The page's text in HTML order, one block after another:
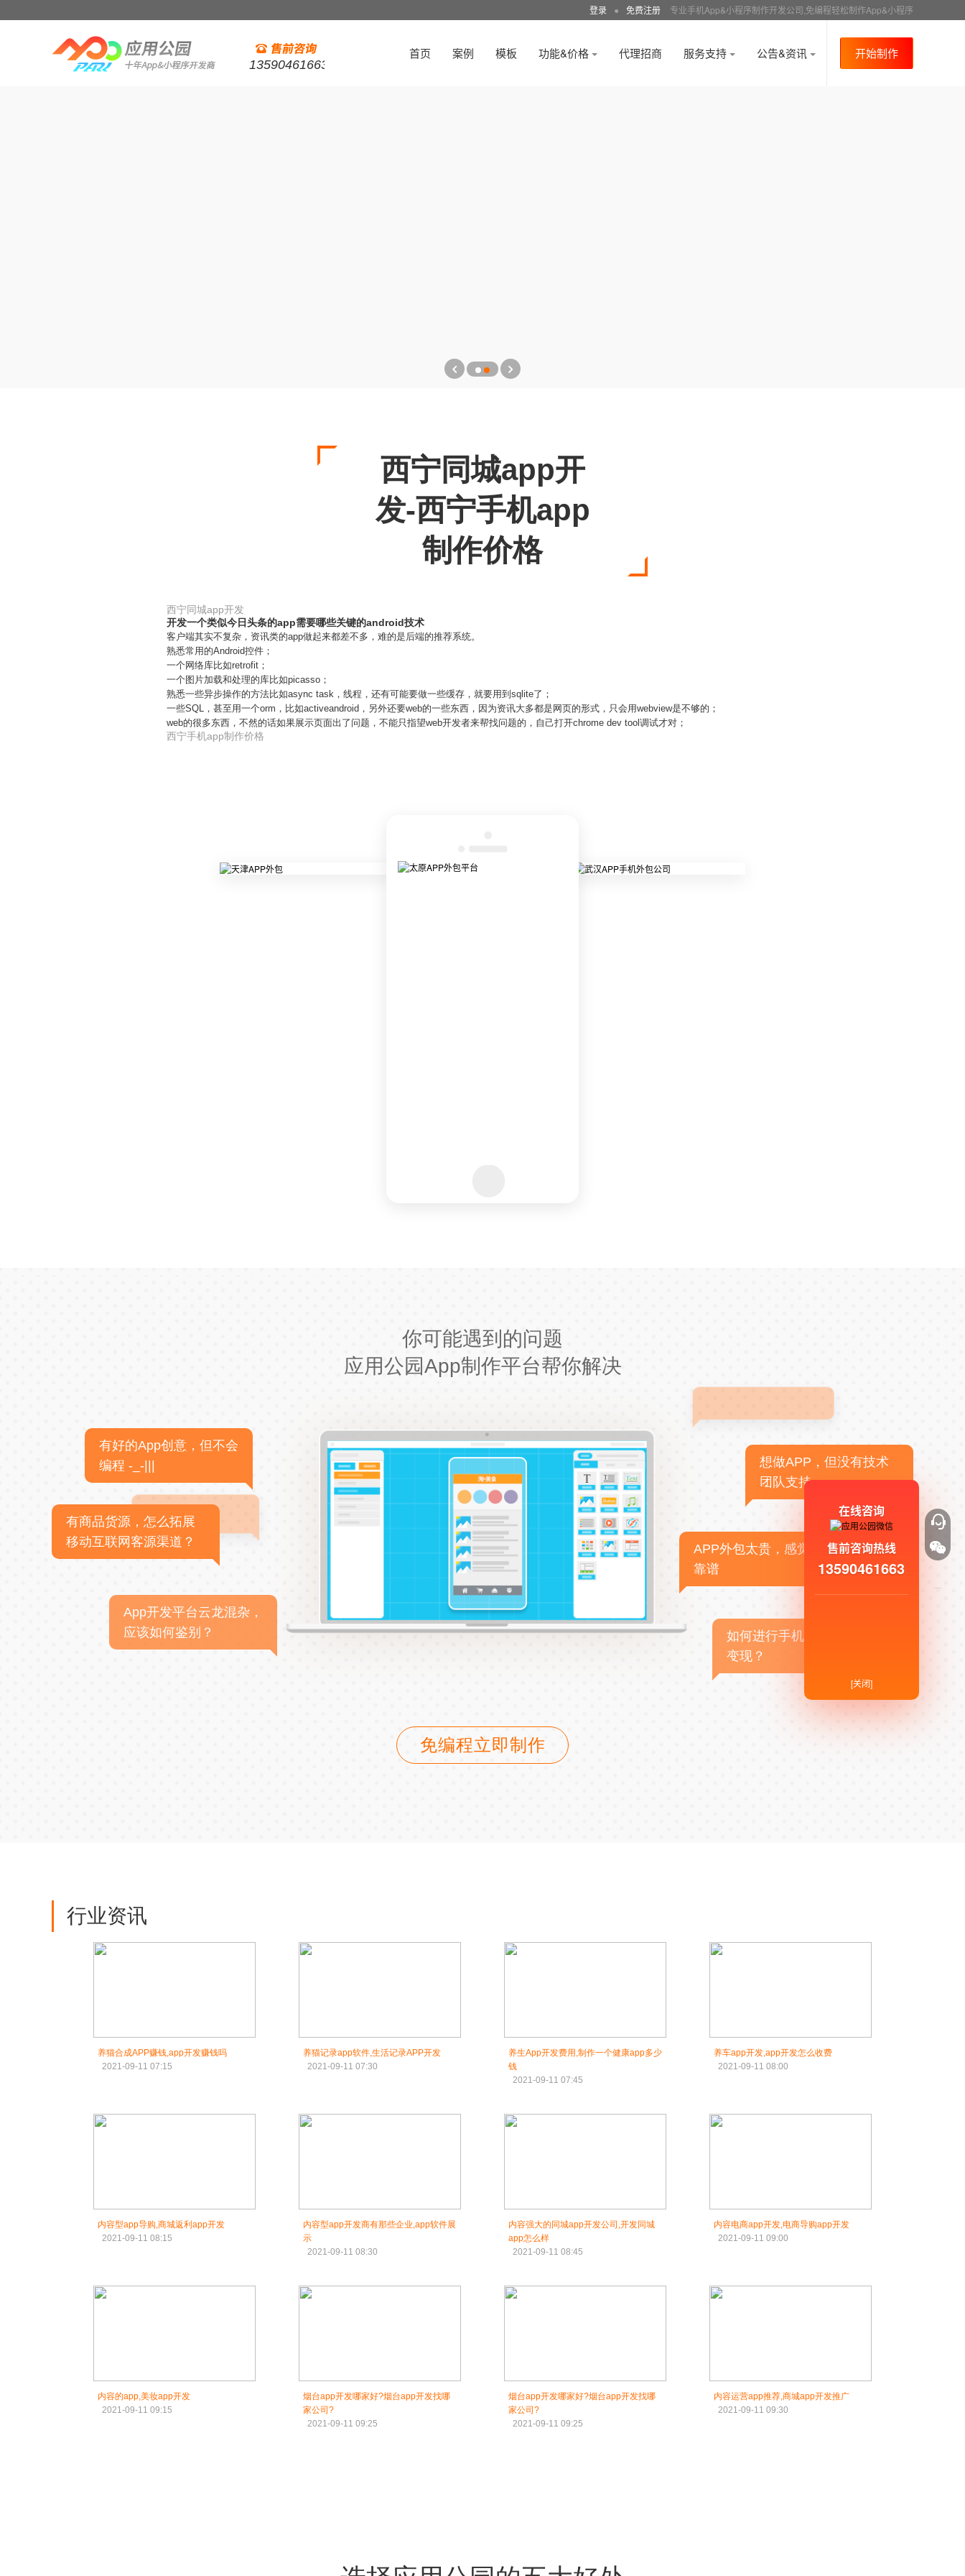
登录 ● 免费注册 专业手机App&小程序制作开发公司,免编程轻松制作App&小程序
13590461663
首页 案例 模板 功能&价格 代理招商 服务支持 公告&资讯 开始制作
西宁同城app开
发-西宁手机app
制作价格
西宁同城app开发
开发一个类似今日头条的app需要哪些关键的android技术
客户端其实不复杂，资讯类的app做起来都差不多，难的是后端的推荐系统。
熟悉常用的Android控件；
一个网络库比如retrofit；
一个图片加载和处理的库比如picasso；
熟悉一些异步操作的方法比如async task，线程，还有可能要做一些缓存，就要用到sqlite了；
一些SQL，甚至用一个orm，比如activeandroid，另外还要web的一些东西，因为资讯大多都是网页的形式，只会用webview是不够的；
web的很多东西，不然的话如果展示页面出了问题，不能只指望web开发者来帮找问题的，自己打开chrome dev tool调试才对；
西宁手机app制作价格
你可能遇到的问题
应用公园App制作平台帮你解决
有好的App创意，但不会
编程 -_-|||
有商品货源，怎么拓展
移动互联网客源渠道？
App开发平台云龙混杂，
应该如何鉴别？
想做APP，但没有技术
团队支持
APP外包太贵，感觉不
靠谱
如何进行手机APP商业
变现？
免编程立即制作
行业资讯
养猫合成APP赚钱,app开发赚钱吗
2021-09-11 07:15
养猫记录app软件,生活记录APP开发
2021-09-11 07:30
养生App开发费用,制作一个健康app多少
钱
2021-09-11 07:45
养车app开发,app开发怎么收费
2021-09-11 08:00
内容型app导购,商城返利app开发
2021-09-11 08:15
内容型app开发商有那些企业,app软件展
示
2021-09-11 08:30
内容强大的同城app开发公司,开发同城
app怎么样
2021-09-11 08:45
内容电商app开发,电商导购app开发
2021-09-11 09:00
内容的app,美妆app开发
2021-09-11 09:15
烟台app开发哪家好?烟台app开发找哪
家公司?
2021-09-11 09:25
烟台app开发哪家好?烟台app开发找哪
家公司?
2021-09-11 09:25
内容运营app推荐,商城app开发推广
2021-09-11 09:30
在线咨询
售前咨询热线
13590461663
[关闭]